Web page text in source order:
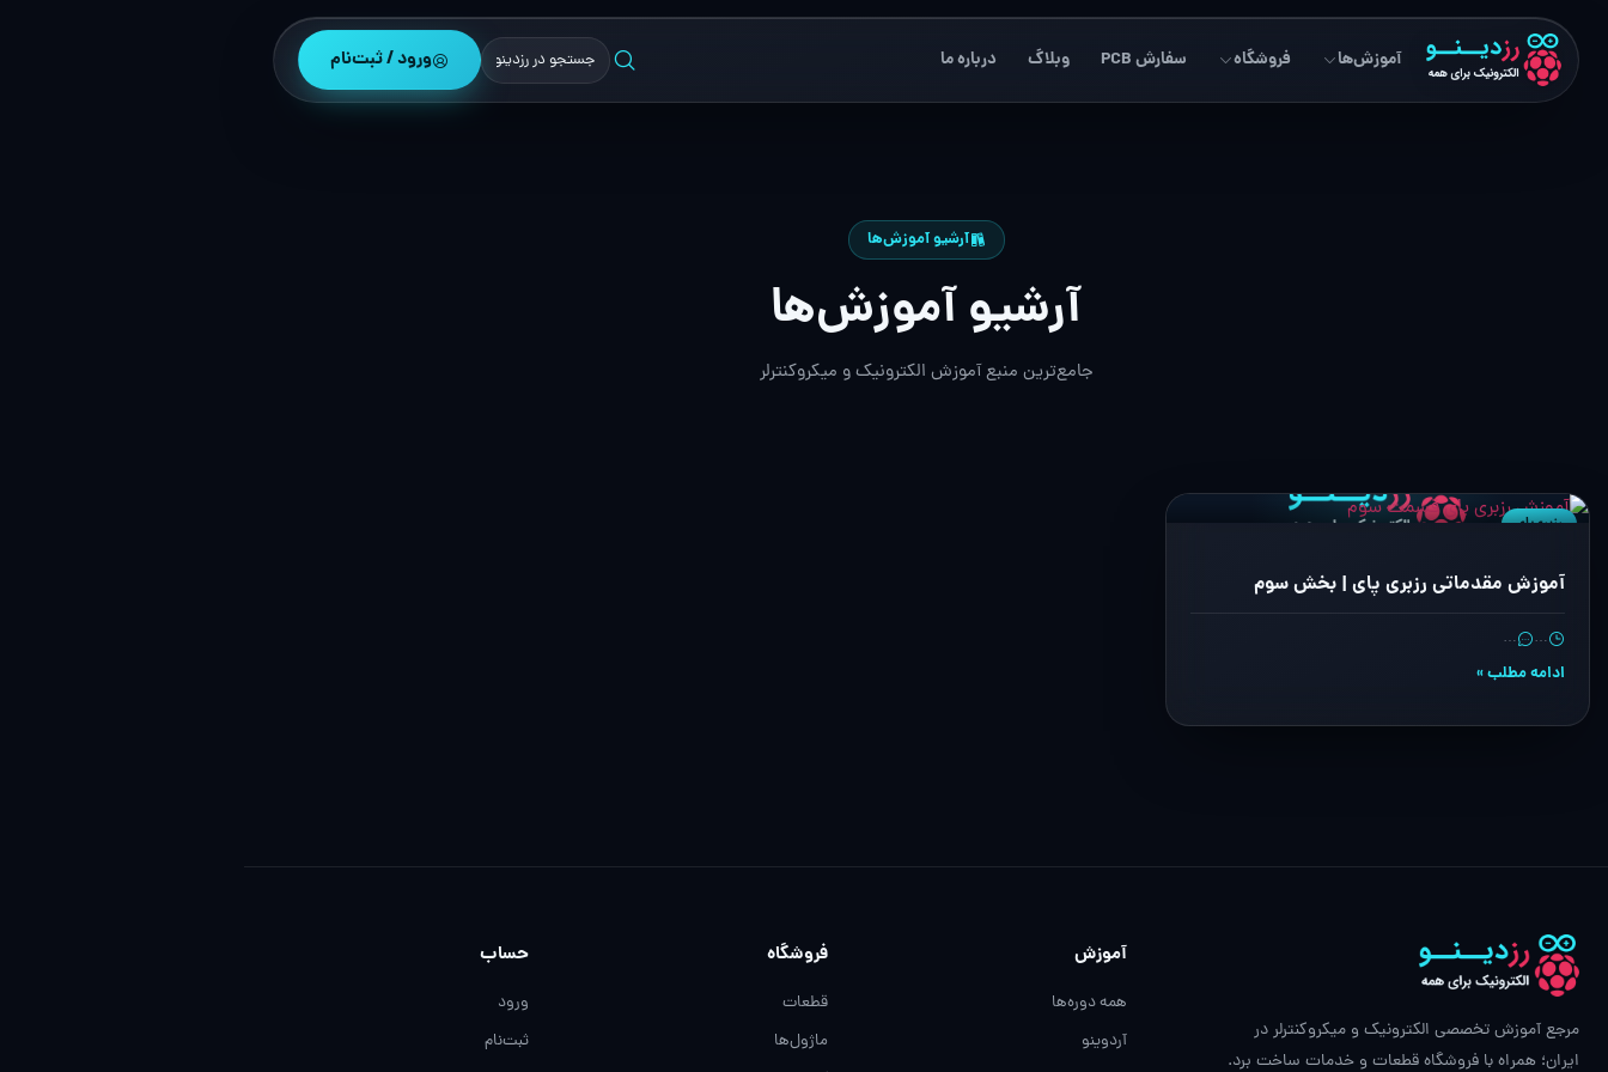
آموزش‌ها فروشگاه سفارش PCB وبلاگ درباره ما ورود / ثبت‌نام
آرشیو آموزش‌ها
آرشیو آموزش‌ها
جامع‌ترین منبع آموزش الکترونیک و میکروکنترلر
رزبری‌پای
آموزش مقدماتی رزبری پای | بخش سوم
…
…
ادامه مطلب »
مرجع آموزش تخصصی الکترونیک و میکروکنترلر در
ایران؛ همراه با فروشگاه قطعات و خدمات ساخت برد.
آموزش
همه دوره‌ها
آردوینو
فروشگاه
قطعات
ماژول‌ها
حساب
ورود
ثبت‌نام